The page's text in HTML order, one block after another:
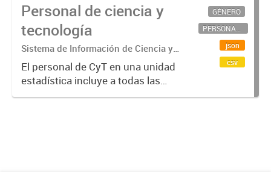
Personal de ciencia y
tecnología
Sistema de Información de Ciencia y
Tecnología Argentino (SICYTAR)
El personal de CyT en una unidad
estadística incluye a todas las
personas involucradas
GÉNERO
PERSONAL CIENTÍFICO-TECNOLÓGICO
json
csv